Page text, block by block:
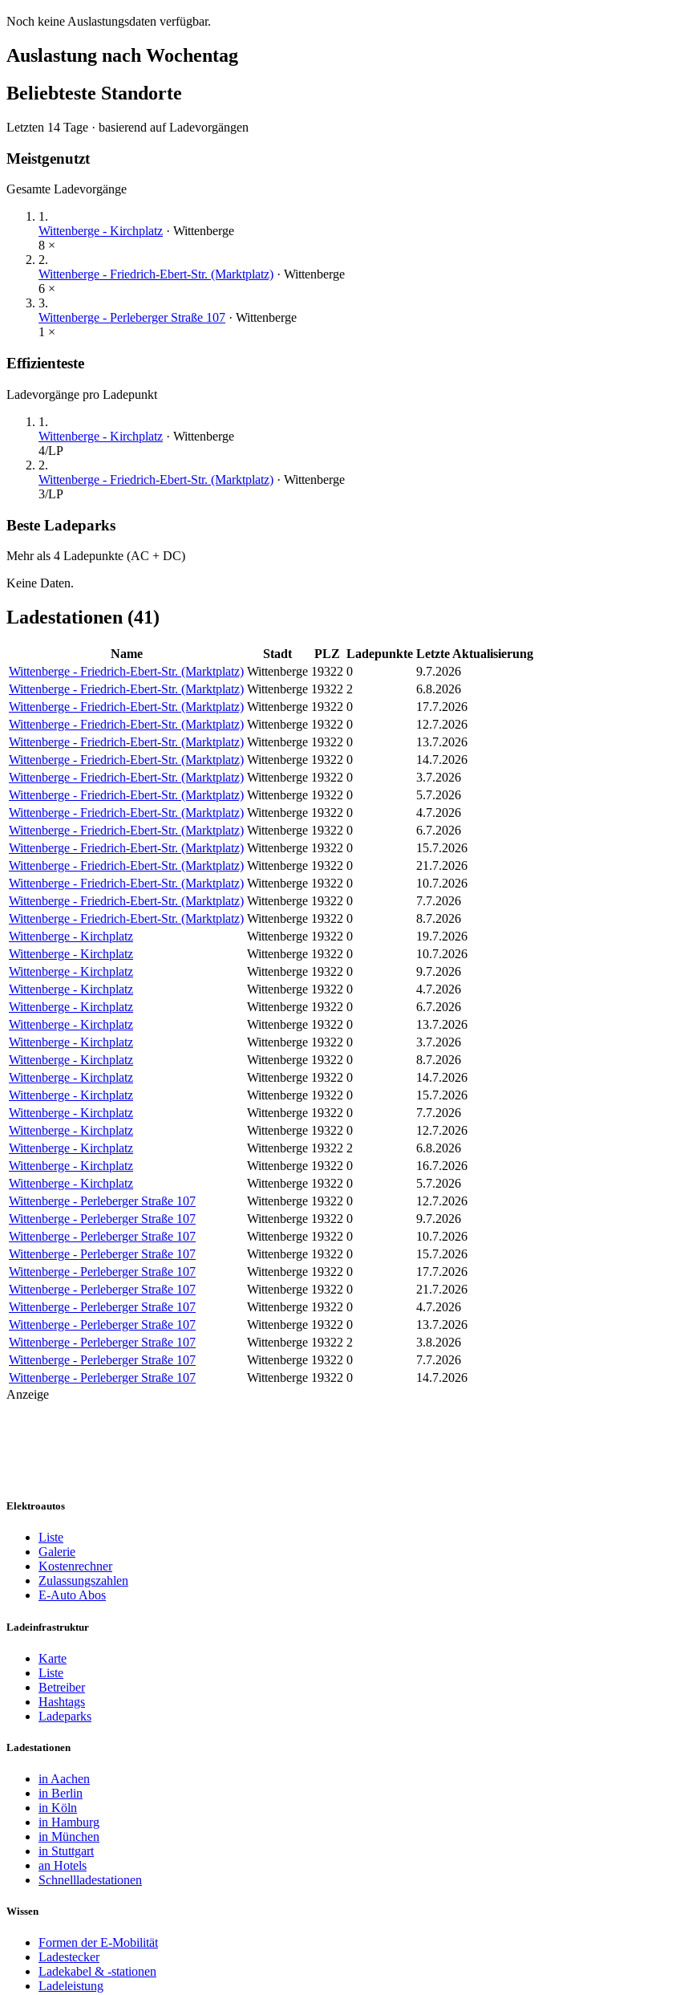
Noch keine Auslastungsdaten verfügbar.
Auslastung nach Wochentag
Beliebteste Standorte
Letzten 14 Tage · basierend auf Ladevorgängen
Meistgenutzt
Gesamte Ladevorgänge
1.
Wittenberge - Kirchplatz · Wittenberge
8 ×
2.
Wittenberge - Friedrich-Ebert-Str. (Marktplatz) · Wittenberge
6 ×
3.
Wittenberge - Perleberger Straße 107 · Wittenberge
1 ×
Effizienteste
Ladevorgänge pro Ladepunkt
1 .
Wittenberge - Kirchplatz · Wittenberge
4/LP
2.
Wittenberge - Friedrich-Ebert-Str. (Marktplatz) · Wittenberge
3/LP
Beste Ladeparks
Mehr als 4 Ladepunkte (AC + DC)
Keine Daten.
Ladestationen (41)
Name Stadt PLZ Ladepunkte Letzte Aktualisierung
Wittenberge - Friedrich-Ebert-Str. (Marktplatz) Wittenberge 19322 0
9.7.2026
Wittenberge - Friedrich-Ebert-Str. (Marktplatz) Wittenberge 19322 2
6.8.2026
Wittenberge - Friedrich-Ebert-Str. (Marktplatz) Wittenberge 19322 0
17.7.2026
Wittenberge - Friedrich-Ebert-Str. (Marktplatz) Wittenberge 19322 0
12.7.2026
Wittenberge - Friedrich-Ebert-Str. (Marktplatz) Wittenberge 19322 0
13.7.2026
Wittenberge - Friedrich-Ebert-Str. (Marktplatz) Wittenberge 19322 0
14.7.2026
Wittenberge - Friedrich-Ebert-Str. (Marktplatz) Wittenberge 19322 0
3.7.2026
Wittenberge - Friedrich-Ebert-Str. (Marktplatz) Wittenberge 19322 0
5.7.2026
Wittenberge - Friedrich-Ebert-Str. (Marktplatz) Wittenberge 19322 0
4.7.2026
Wittenberge - Friedrich-Ebert-Str. (Marktplatz) Wittenberge 19322 0
6.7.2026
Wittenberge - Friedrich-Ebert-Str. (Marktplatz) Wittenberge 19322 0
15.7.2026
Wittenberge - Friedrich-Ebert-Str. (Marktplatz) Wittenberge 19322 0
21.7.2026
Wittenberge - Friedrich-Ebert-Str. (Marktplatz) Wittenberge 19322 0
10.7.2026
Wittenberge - Friedrich-Ebert-Str. (Marktplatz) Wittenberge 19322 0
7.7.2026
Wittenberge - Friedrich-Ebert-Str. (Marktplatz) Wittenberge 19322 0
8.7.2026
Wittenberge - Kirchplatz
Wittenberge 19322 0
19.7.2026
Wittenberge - Kirchplatz
Wittenberge 19322 0
10.7.2026
Wittenberge - Kirchplatz
Wittenberge 19322 0
9.7.2026
Wittenberge - Kirchplatz
Wittenberge 19322 0
4.7.2026
Wittenberge - Kirchplatz
Wittenberge 19322 0
6.7.2026
Wittenberge - Kirchplatz
Wittenberge 19322 0
13.7.2026
Wittenberge - Kirchplatz
Wittenberge 19322 0
3.7.2026
Wittenberge - Kirchplatz
Wittenberge 19322 0
8.7.2026
Wittenberge - Kirchplatz
Wittenberge 19322 0
14.7.2026
Wittenberge - Kirchplatz
Wittenberge 19322 0
15.7.2026
Wittenberge - Kirchplatz
Wittenberge 19322 0
7.7.2026
Wittenberge - Kirchplatz
Wittenberge 19322 0
12.7.2026
Wittenberge - Kirchplatz
Wittenberge 19322 2
6.8.2026
Wittenberge - Kirchplatz
Wittenberge 19322 0
16.7.2026
Wittenberge - Kirchplatz
Wittenberge 19322 0
5.7.2026
Wittenberge - Perleberger Straße 107
Wittenberge 19322 0
12.7.2026
Wittenberge - Perleberger Straße 107
Wittenberge 19322 0
9.7.2026
Wittenberge - Perleberger Straße 107
Wittenberge 19322 0
10.7.2026
Wittenberge - Perleberger Straße 107
Wittenberge 19322 0
15.7.2026
Wittenberge - Perleberger Straße 107
Wittenberge 19322 0
17.7.2026
Wittenberge - Perleberger Straße 107
Wittenberge 19322 0
21.7.2026
Wittenberge - Perleberger Straße 107
Wittenberge 19322 0
4.7.2026
Wittenberge - Perleberger Straße 107
Wittenberge 19322 0
13.7.2026
Wittenberge - Perleberger Straße 107
Wittenberge 19322 2
3.8.2026
Wittenberge - Perleberger Straße 107
Wittenberge 19322 0
7.7.2026
Wittenberge - Perleberger Straße 107
Wittenberge 19322 0
14.7.2026
Anzeige
Elektroautos
Liste
Galerie
Kostenrechner
Zulassungszahlen
E-Auto Abos
Ladeinfrastruktur
Karte
Liste
Betreiber
Hashtags
Ladeparks
Ladestationen
in Aachen
in Berlin
in Köln
in Hamburg
in München
in Stuttgart
an Hotels
Schnellladestationen
Wissen
Formen der E-Mobilität
Ladestecker
Ladekabel & -stationen
Ladeleistung